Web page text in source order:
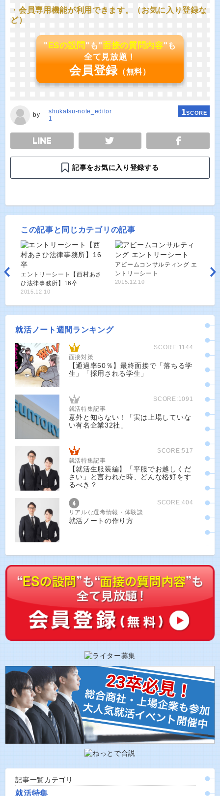
・会員専用機能が利用できます。（お気に入り登録な
ど）
"ESの設問"も"面接の質問内容"も
全て見放題！
会員登録 （無料）
by
shukatsu-note_editor
1
1SCORE
TWEET
記事をお気に入り登録する
この記事と同じカテゴリの記事
エントリーシート【西村あさ
ひ法律事務所】16卒
2015.12.10
アビームコンサルティング エ
ントリーシート
2015.12.10
就活ノート週間ランキング
SCORE:1144
面接対策
【通過率50％】最終面接で「落ちる学
生」「採用される学生」
SCORE:1091
就活特集記事
意外と知らない！「実は上場していな
い有名企業32社」
SCORE:517
就活特集記事
【就活生服装編】「平服でお越しくだ
さい」と言われた時、どんな格好をす
るべき？
SCORE:404
リアルな選考情報・体験談
就活ノートの作り方
記事一覧カテゴリ
就活特集